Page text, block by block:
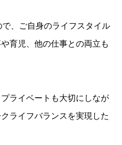
、ご自身のライフスタイル
育児、他の仕事との両立も
ライベートも大切にしなが
ライフバランスを実現した